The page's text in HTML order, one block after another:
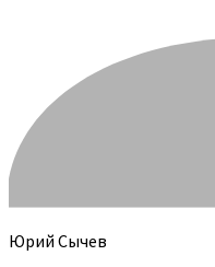
Юрий Сычев